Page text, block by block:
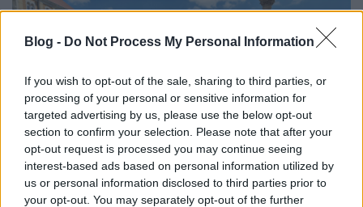
Blog - Do Not Process My Personal Information
If you wish to opt-out of the sale, sharing to third parties, or
processing of your personal or sensitive information for
targeted advertising by us, please use the below opt-out
section to confirm your selection. Please note that after your
opt-out request is processed you may continue seeing
interest-based ads based on personal information utilized by
us or personal information disclosed to third parties prior to
your opt-out. You may separately opt-out of the further